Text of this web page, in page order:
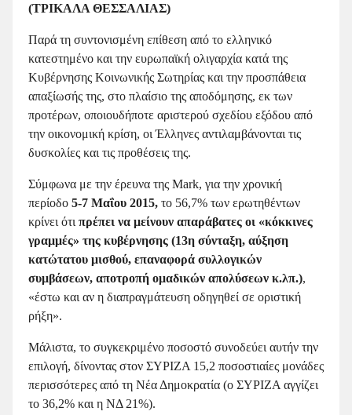
(ΤΡΙΚΑΛΑ ΘΕΣΣΑΛΙΑΣ)
Παρά τη συντονισμένη επίθεση από το ελληνικό
κατεστημένο και την ευρωπαϊκή ολιγαρχία κατά της
Κυβέρνησης Κοινωνικής Σωτηρίας και την προσπάθεια
απαξίωσής της, στο πλαίσιο της αποδόμησης, εκ των
προτέρων, οποιουδήποτε αριστερού σχεδίου εξόδου από
την οικονομική κρίση, οι Έλληνες αντιλαμβάνονται τις
δυσκολίες και τις προθέσεις της.
Σύμφωνα με την έρευνα της Mark, για την χρονική
περίοδο 5-7 Μαΐου 2015, το 56,7% των ερωτηθέντων
κρίνει ότι πρέπει να μείνουν απαράβατες οι «κόκκινες
γραμμές» της κυβέρνησης (13η σύνταξη, αύξηση
κατώτατου μισθού, επαναφορά συλλογικών
συμβάσεων, αποτροπή ομαδικών απολύσεων κ.λπ.),
«έστω και αν η διαπραγμάτευση οδηγηθεί σε οριστική
ρήξη».
Μάλιστα, το συγκεκριμένο ποσοστό συνοδεύει αυτήν την
επιλογή, δίνοντας στον ΣΥΡΙΖΑ 15,2 ποσοστιαίες μονάδες
περισσότερες από τη Νέα Δημοκρατία (ο ΣΥΡΙΖΑ αγγίζει
το 36,2% και η ΝΔ 21%).